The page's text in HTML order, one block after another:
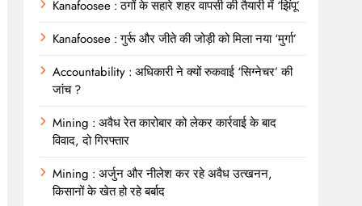
Kanafoosee : ठगों के सहारे शहर वापसी की तैयारी में ‘झिंपू’
Kanafoosee : गुर्रू और जीते की जोड़ी को मिला नया ‘मुर्गा’
Accountability : अधिकारी ने क्यों रुकवाई ‘सिग्नेचर’ की
जांच ?
Mining : अवैध रेत कारोबार को लेकर कार्रवाई के बाद
विवाद, दो गिरफ्तार
Mining : अर्जुन और नीलेश कर रहे अवैध उत्खनन,
किसानों के खेत हो रहे बर्बाद